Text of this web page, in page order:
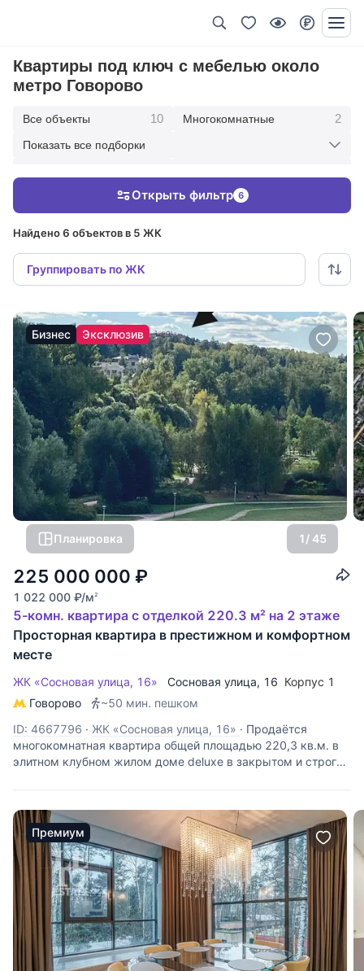
Квартиры под ключ с мебелью около
метро Говорово
Все объекты 10 Многокомнатные 2
3 В современном стиле
Показать все подборки
Найдено 6 объектов в 5 ЖК
Группировать по ЖК
Открыть фильтр 6
Бизнес Эксклюзив
Планировка 1/ 45
225 000 000 ₽
1 022 000 ₽/м2
5-комн. квартира с отделкой 220.3 м² на 2 этаже
Просторная квартира в престижном и комфортном
месте
ЖК «Сосновая улица, 16» Сосновая улица, 16 Корпус 1
Говорово
~50 мин. пешком
ID: 4667796 · ЖК «Сосновая улица, 16» · Продаётся
многокомнатная квартира общей площадью 220,3 кв.м. в
элитном клубном жилом доме deluxe в закрытом и строго
Сколково на Западе Москвы. Прекрасная
Премиум